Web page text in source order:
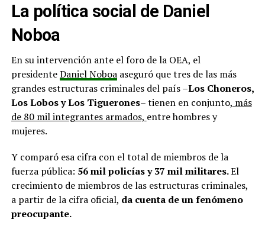
La política social de Daniel
Noboa
En su intervención ante el foro de la OEA, el
presidenteDaniel Noboaaseguró que tres de las más
grandes estructuras criminales del país –Los Choneros,
Los Lobos y Los Tiguerones– tienen en conjunto, más
de 80 mil integrantes armados, entre hombres y
mujeres.
Y comparó esa cifra con el total de miembros de la
fuerza pública: 56 mil policías y 37 mil militares.El
crecimiento de miembros de las estructuras criminales,
a partir de la cifra oficial, da cuenta de un fenómeno
preocupante.